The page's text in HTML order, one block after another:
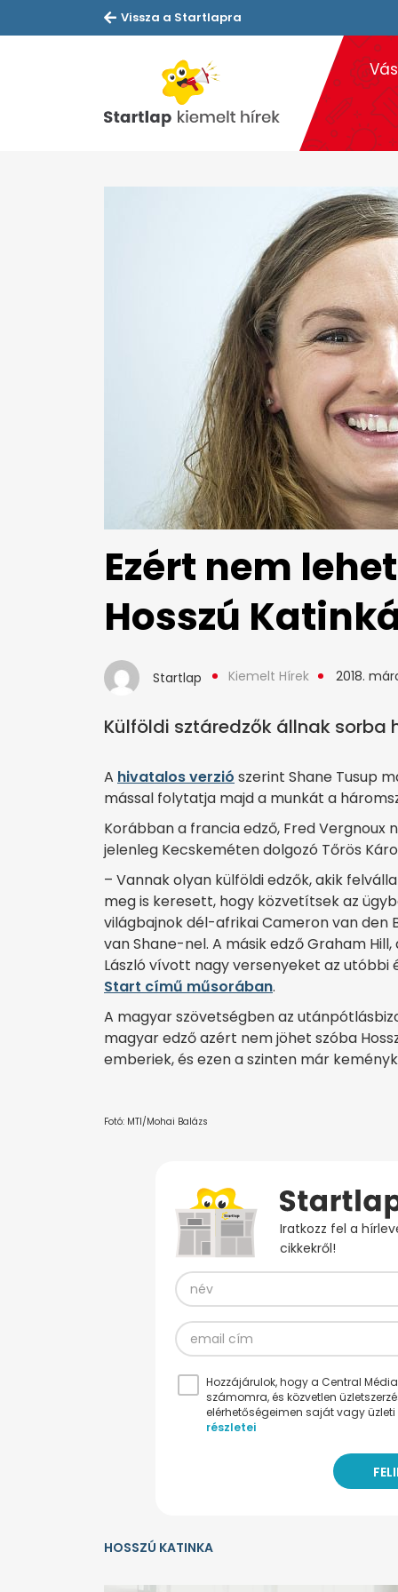
Vissza a Startlapra
Ezért nem
Hosszú
Startlap Kiemelt Hírek 2018.
Külföldi sztáredzők állnak
A hivatalos verzió szerint Shane Tusup
mással folytatja majd a munkát a
Korábban a francia edző, Fred
jelenleg Kecskeméten dolgozó Tőrös
– Vannak olyan külföldi edzők, akik
meg is keresett, hogy közvetítsek az
világbajnok dél-afrikai Cameron van den
van Shane-nel. A másik edző Graham
László vívott nagy versenyeket az utóbbi
Start című műsorában.
A magyar szövetségben az
magyar edző azért nem jöhet szóba
emberiek, és ezen a szinten már
Fotó: MTI/Mohai Balázs
Iratkozz fel a
cikkekről!
Hozzájárulok, hogy a Central
számomra, és közvetlen
elérhetőségeimen saját vagy
részletei
HOSSZÚ KATINKA